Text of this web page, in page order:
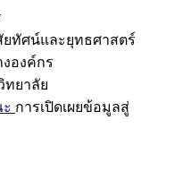
ยทัศน์และยุทธศาสตร์
องค์กร
ทยาลัย
การเปิดเผยข้อมูลสู่